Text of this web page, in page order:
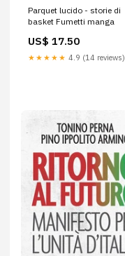
Parquet lucido - storie di
basket Fumetti manga
US$ 17.50
★★★★★ 4.9 (14 reviews)